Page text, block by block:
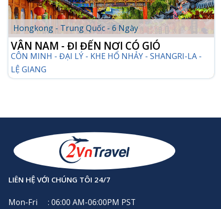
Hongkong - Trung Quốc - 6 Ngày
VÂN NAM - ĐI ĐẾN NƠI CÓ GIÓ
CÔN MINH - ĐẠI LÝ - KHE HỔ NHẢY - SHANGRI-LA -
LỆ GIANG
LIÊN HỆ VỚI CHÚNG TÔI 24/7
Mon-Fri : 06:00 AM-06:00PM PST